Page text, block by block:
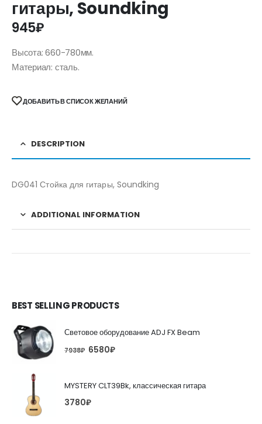
гитары, Soundking
945₽
Высота: 660-780мм.
Материал: сталь.
ДОБАВИТЬ В СПИСОК ЖЕЛАНИЙ
DESCRIPTION
DG041 Стойка для гитары, Soundking
ADDITIONAL INFORMATION
BEST SELLING PRODUCTS
Световое оборудование ADJ FX Beam
7938₽ 6580₽
MYSTERY CLT39Bk, классическая гитара
3780₽